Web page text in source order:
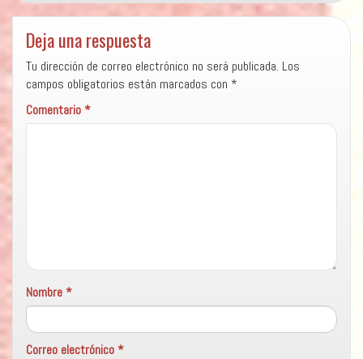
Deja una respuesta
Tu dirección de correo electrónico no será publicada. Los
campos obligatorios están marcados con *
Comentario*
Nombre *
Correo electrónico *